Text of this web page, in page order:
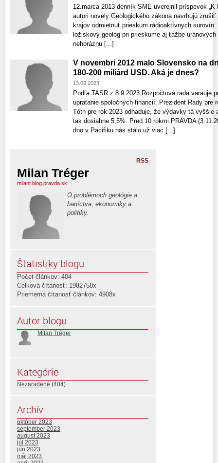
12.marca 2013 denník SME uverejnil príspevok
autori novely Geologického zákona navrhujú
krajov odmietnuť prieskum rádioaktívnych
ložiskový geológ pri prieskume aj ťažbe
nehoráznu [...]
V novembri 2012 malo Slovensko na
180-200 miliárd USD. Aká je dnes?
13.09.2023
Podľa TASR z 8.9.2023 Rozpočtová rada varauje
upratanie spoločných financií. Prezident Rady pre
Tóth pre rok 2023 odhaduje, že výdavky tá vyššie
tak dosiahne 5,5%. Pred 10 rokmi PRAVDA
dno v Pacifiku nás stálo už viac [...]
RSS
Milan Tréger
milant.blog.pravda.sk
O problémoch geológie a
baníctva, ekonomiky a
politiky.
Štatistiky blogu
Počet článkov: 404
Celková čítanosť: 1982758x
Priemerná čítanosť článkov: 4908x
Autor blogu
Milan Tréger
Kategórie
Nezaradené (404)
Archív
október 2023
september 2023
august 2023
júl 2023
jún 2023
máj 2023